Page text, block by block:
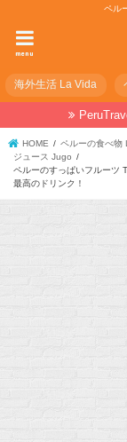
ペル
menu
海外生活 La Vida
HOME ペルーの食べ物
ジュース Jugo
ペルーのすっぱいフルーツ
最高のドリンク！